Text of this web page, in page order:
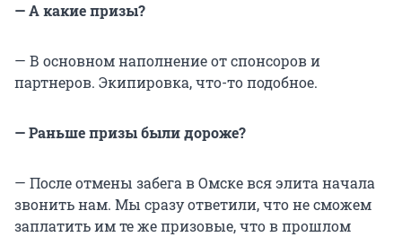
— А какие призы?
— В основном наполнение от спонсоров и
партнеров. Экипировка, что-то подобное.
— Раньше призы были дороже?
— После отмены забега в Омске вся элита начала
звонить нам. Мы сразу ответили, что не сможем
заплатить им те же призовые, что в прошлом